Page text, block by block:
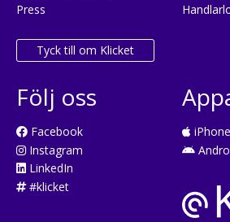
Press
Tyck till om Klicket
Följ oss
Facebook
Instagram
LinkedIn
#klicket